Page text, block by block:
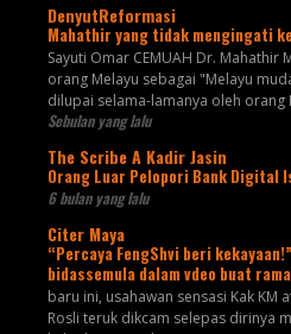
DenyutReformasi
Mahathir yang tidak mengingati
Sayuti Omar CEMUAH Dr. Mahathir
orang Melayu sebagai "Melayu
dilupai selama-lamanya oleh orang
Sebulan yang lalu
The Scribe A Kadir Jasin
Orang Luar Pelopori Bank Digital
6 bulan yang lalu
Citer Maya
“Percaya FengShvi beri
bidassemula dalam vdeo buat
baru ini, usahawan sensasi Kak KM
Rosli teruk dikcam selepas dirinya